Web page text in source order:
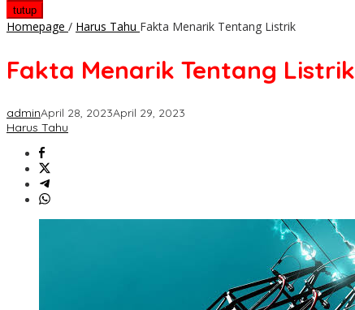
tutup
Homepage / Harus Tahu Fakta Menarik Tentang Listrik
Fakta Menarik Tentang Listrik
adminApril 28, 2023April 29, 2023
Harus Tahu